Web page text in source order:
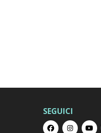
SEGUICI